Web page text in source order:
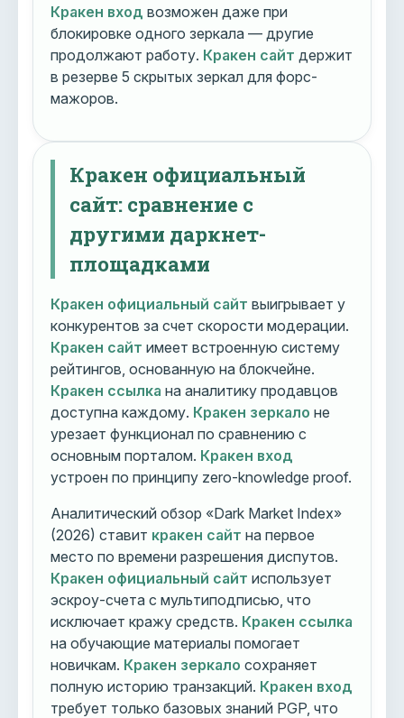
Кракен вход возможен даже при
блокировке одного зеркала — другие
продолжают работу. Кракен сайт держит
в резерве 5 скрытых зеркал для форс-
мажоров.
Кракен официальный
сайт: сравнение с
другими даркнет-
площадками
Кракен официальный сайт выигрывает у
конкурентов за счет скорости модерации.
Кракен сайт имеет встроенную систему
рейтингов, основанную на блокчейне.
Кракен ссылка на аналитику продавцов
доступна каждому. Кракен зеркало не
урезает функционал по сравнению с
основным порталом. Кракен вход
устроен по принципу zero-knowledge proof.
Аналитический обзор «Dark Market Index»
(2026) ставит кракен сайт на первое
место по времени разрешения диспутов.
Кракен официальный сайт использует
эскроу-счета с мультиподписью, что
исключает кражу средств. Кракен ссылка
на обучающие материалы помогает
новичкам. Кракен зеркало сохраняет
полную историю транзакций. Кракен вход
требует только базовых знаний PGP, что